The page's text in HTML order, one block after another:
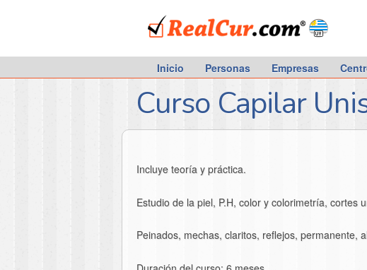
RealCur.com
Inicio Personas Empresas
Curso Capilar
Incluye teoría y práctica.
Estudio de la piel, P.H, color y colorimetría, cortes
Peinados, mechas, claritos, reflejos, permanente,